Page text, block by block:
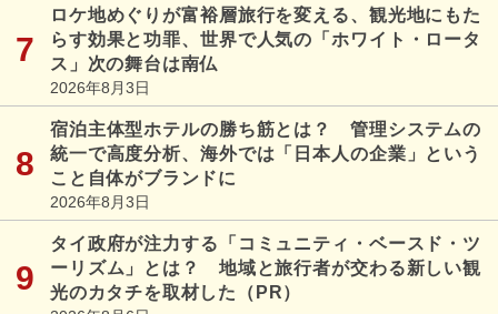
ロケ地めぐりが富裕層旅行を変える、観光地にもた
らす効果と功罪、世界で人気の「ホワイト・ロータ
ス」次の舞台は南仏
2026年8月3日
宿泊主体型ホテルの勝ち筋とは？ 管理システムの
統一で高度分析、海外では「日本人の企業」という
こと自体がブランドに
2026年8月3日
タイ政府が注力する「コミュニティ・ベースド・ツ
ーリズム」とは？ 地域と旅行者が交わる新しい観
光のカタチを取材した（PR）